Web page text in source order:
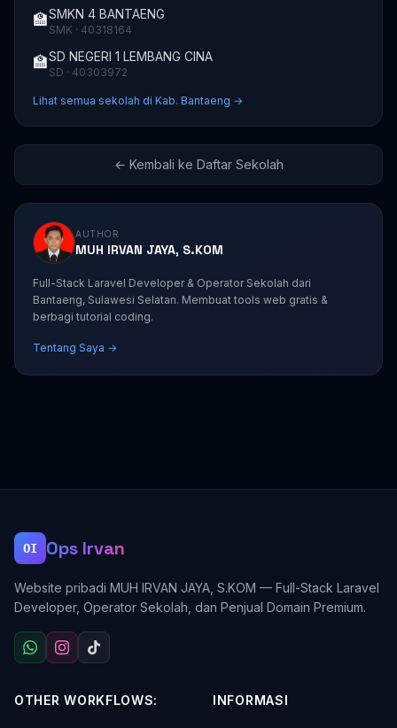
🏫SMKN 4 BANTAENG
SMK · 40318164
🏫SD NEGERI 1 LEMBANG CINA
SD · 40303972
Lihat semua sekolah di Kab. Bantaeng →
← Kembali ke Daftar Sekolah
AUTHOR
MUH IRVAN JAYA, S.KOM
Full-Stack Laravel Developer & Operator Sekolah dari
Bantaeng, Sulawesi Selatan. Membuat tools web gratis &
berbagi tutorial coding.
Tentang Saya →
OI Ops Irvan
Website pribadi MUH IRVAN JAYA, S.KOM — Full-Stack Laravel
Developer, Operator Sekolah, dan Penjual Domain Premium.
OTHER WORKFLOWS: INFORMASI